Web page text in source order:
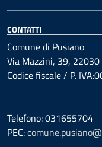
CONTATTI
Comune di Pusiano
Via Mazzini, 39, 22030
Codice fiscale / P.
Telefono: 031655704
PEC: